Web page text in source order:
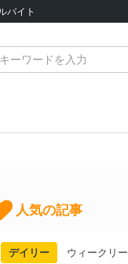
バイト
人気の記事
デイリー ウィークリー